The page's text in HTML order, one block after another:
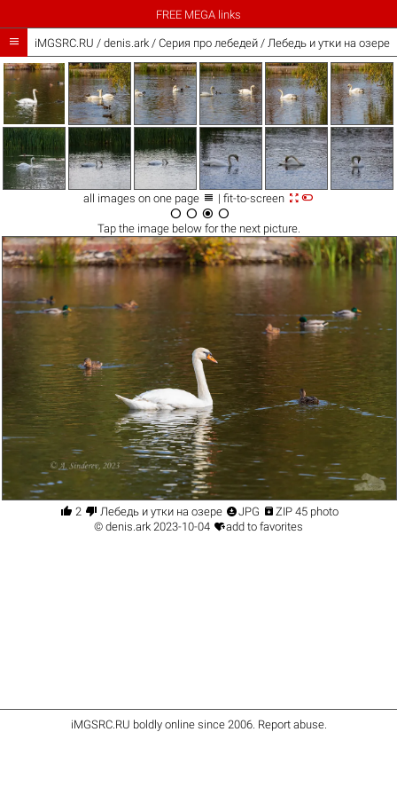
FREE MEGA links
 iMGSRC.RU / denis.ark/ Серия про лебедей / Лебедь и утки на озере
all images on one page  | fit-to-screen 
   
Tap the imagebelow for the next picture.
 2  Лебедь и утки на озере JPG  ZIP 45 photo
© denis.ark 2023-10-04 add to favorites
iMGSRC.RU boldly online since 2006. Report abuse.